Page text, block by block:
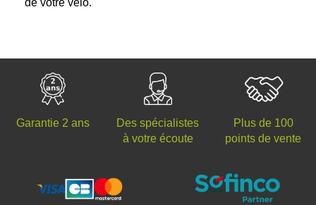
de votre vélo.
Garantie 2 ans
Des spécialistes
à votre écoute
Plus de 100
points de vente